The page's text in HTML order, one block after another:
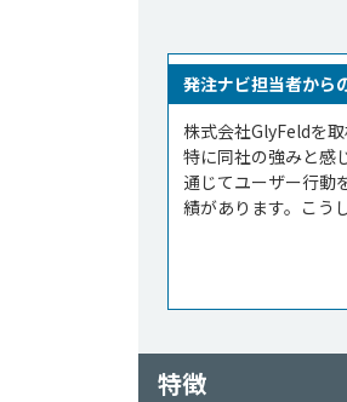
発注ナビ担当者から
株式会社GlyFeldを
特に同社の強みと感
通じてユーザー行動
績があります。こう
特徴